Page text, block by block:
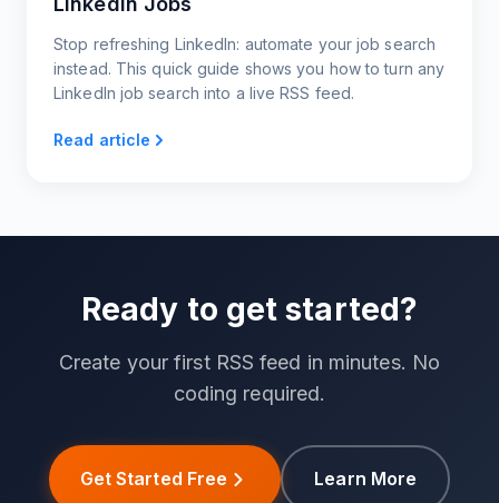
Stop refreshing LinkedIn: automate your job search
instead. This quick guide shows you how to turn any
LinkedIn job search into a live RSS feed.
Read article
Ready to get started?
Create your first RSS feed in minutes. No
coding required.
Get Started Free Learn More